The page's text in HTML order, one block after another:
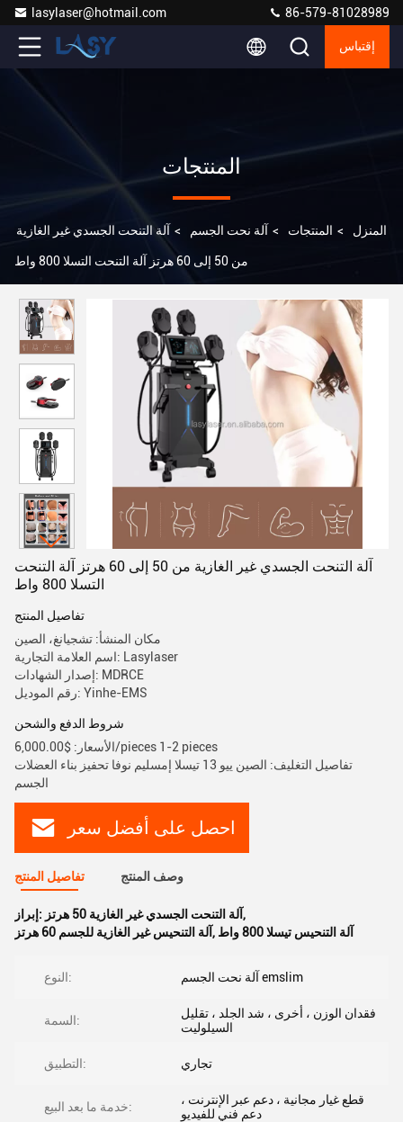
lasylaser@hotmail.com 86-579-81028989
إقتباس
المنتجات
المنزل > المنتجات > آلة نحت الجسم > آلة التنحت الجسدي غير الغازية
من 50 إلى 60 هرتز آلة التنحت التسلا 800 واط
آلة التنحت الجسدي غير الغازية من 50 إلى 60 هرتز آلة التنحت
التسلا 800 واط
تفاصيل المنتج
مكان المنشأ: تشجيانغ، الصين
اسم العلامة التجارية: Lasylaser
إصدار الشهادات: MDRCE
رقم الموديل: Yinhe-EMS
شروط الدفع والشحن
الأسعار: $6,000.00/pieces 1-2 pieces
تفاصيل التغليف: الصين ييو 13 تيسلا إمسليم نوفا تحفيز بناء العضلات
الجسم
احصل على أفضل سعر
تفاصيل المنتج وصف المنتج
إبراز: آلة التنحت الجسدي غير الغازية 50 هرتز ,
آلة التنحيس غير الغازية للجسم 60 هرتز , آلة التنحيس تيسلا 800 واط
النوع: آلة نحت الجسم emslim
السمة:
فقدان الوزن ، أخرى ، شد الجلد ، تقليل
السيلوليت
التطبيق: تجاري
خدمة ما بعد البيع:
قطع غيار مجانية ، دعم عبر الإنترنت ،
دعم فني للفيديو